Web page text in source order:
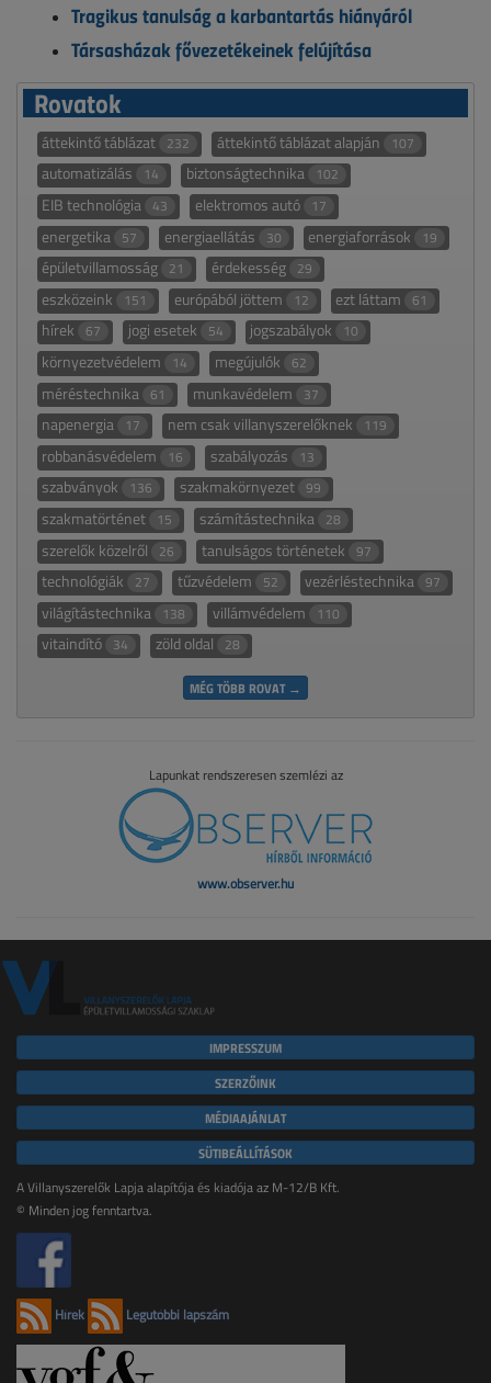
Tragikus tanulság a karbantartás hiányáról
Társasházak fővezetékeinek felújítása
Rovatok
áttekintő táblázat 232 áttekintő táblázat alapján 107
automatizálás 14 biztonságtechnika 102
EIB technológia 43 elektromos autó 17
energetika 57 energiaellátás 30 energiaforrások 19
épületvillamosság 21 érdekesség 29
eszközeink 151 európából jöttem 12 ezt láttam 61
hírek 67 jogi esetek 54 jogszabályok 10
környezetvédelem 14 megújulók 62
méréstechnika 61 munkavédelem 37
napenergia 17 nem csak villanyszerelőknek 119
robbanásvédelem 16 szabályozás 13
szabványok 136 szakmakörnyezet 99
szakmatörténet 15 számítástechnika 28
szerelők közelről 26 tanulságos történetek 97
technológiák 27 tűzvédelem 52 vezérléstechnika 97
világítástechnika 138 villámvédelem 110
vitaindító 34 zöld oldal 28
MÉG TÖBB ROVAT →
Lapunkat rendszeresen szemlézi az
www.observer.hu
IMPRESSZUM
SZERZŐINK
MÉDIAAJÁNLAT
SÜTIBEÁLLÍTÁSOK
A Villanyszerelők Lapja alapítója és kiadója az M-12/B Kft.
© Minden jog fenntartva.
Hírek Legutóbbi lapszám